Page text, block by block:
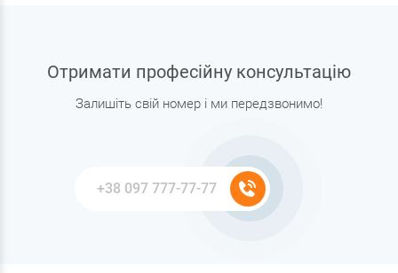
Отримати професійну консультацію
Залишіть свій номер і ми передзвонимо!